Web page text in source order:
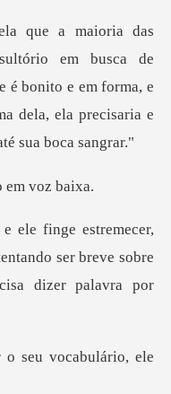
usca de
é bonito e em forma, e
ser breve sobre
o seu vocabulário